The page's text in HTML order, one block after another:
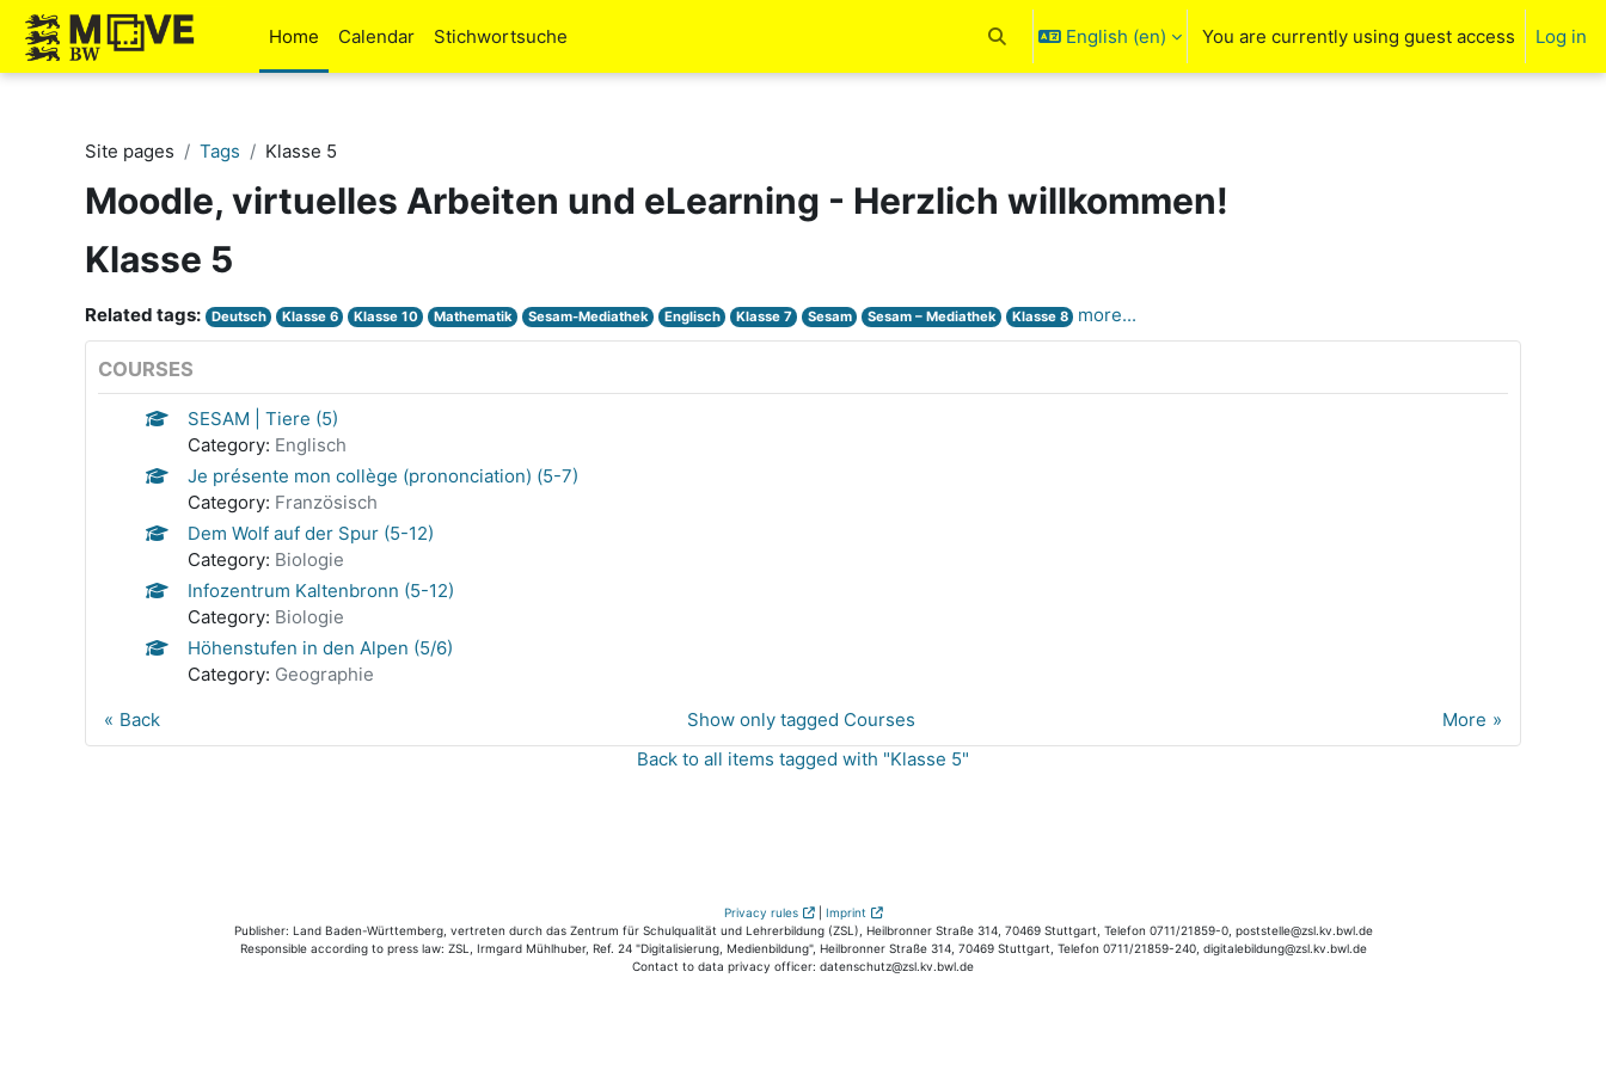
Skip to main content
Home
Calendar Stichwortsuche Toggle search input
English ‎(en)‎ You are currently using guest access Log in
Site pages Tags Klasse 5
Moodle, virtuelles Arbeiten und eLearning - Herzlich willkommen!
Klasse 5
Related tags: Deutsch Klasse 6 Klasse 10 Mathematik Sesam-Mediathek Englisch Klasse 7 Sesam Sesam – Mediathek Klasse 8 more...
COURSES
SESAM | Tiere (5)
Category: Englisch
Je présente mon collège (prononciation) (5-7)
Category: Französisch
Dem Wolf auf der Spur (5-12)
Category: Biologie
Infozentrum Kaltenbronn (5-12)
Category: Biologie
Höhenstufen in den Alpen (5/6)
Category: Geographie
Back
More
Show only tagged Courses
Back to all items tagged with "Klasse 5"
Privacy rules | Imprint
Publisher: Land Baden-Württemberg, vertreten durch das Zentrum für Schulqualität und Lehrerbildung (ZSL), Heilbronner Straße 314, 70469 Stuttgart, Telefon 0711/21859-0, poststelle@zsl.kv.bwl.de
Responsible according to press law: ZSL, Irmgard Mühlhuber, Ref. 24 "Digitalisierung, Medienbildung", Heilbronner Straße 314, 70469 Stuttgart, Telefon 0711/21859-240, digitalebildung@zsl.kv.bwl.de
Contact to data privacy officer: datenschutz@zsl.kv.bwl.de